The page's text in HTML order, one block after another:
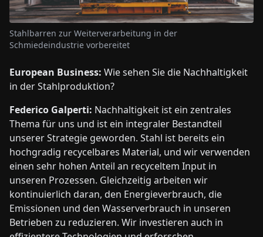
Stahlbarren zur Weiterverarbeitung in der
Schmiedeindustrie vorbereitet
European Business: Wie sehen Sie die Nachhaltigkeit
in der Stahlproduktion?
Federico Galperti: Nachhaltigkeit ist ein zentrales
Thema für uns und ist ein integraler Bestandteil
unserer Strategie geworden. Stahl ist bereits ein
hochgradig recycelbares Material, und wir verwenden
einen sehr hohen Anteil an recyceltem Input in
unseren Prozessen. Gleichzeitig arbeiten wir
kontinuierlich daran, den Energieverbrauch, die
Emissionen und den Wasserverbrauch in unseren
Betrieben zu reduzieren. Wir investieren auch in